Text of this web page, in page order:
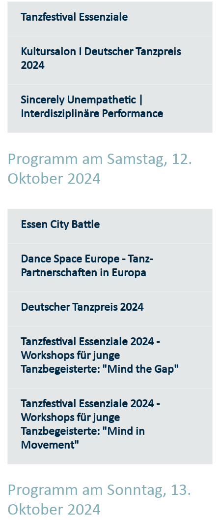
Tanzfestival Essenziale
Kultursalon I Deutscher Tanzpreis
2024
Sincerely Unempathetic |
Interdisziplinäre Performance
Programm am Samstag, 12.
Oktober 2024
Essen City Battle
Dance Space Europe - Tanz-
Partnerschaften in Europa
Deutscher Tanzpreis 2024
Tanzfestival Essenziale 2024 -
Workshops für junge
Tanzbegeisterte: "Mind the Gap"
Tanzfestival Essenziale 2024 -
Workshops für junge
Tanzbegeisterte: "Mind in
Movement"
Programm am Sonntag, 13.
Oktober 2024